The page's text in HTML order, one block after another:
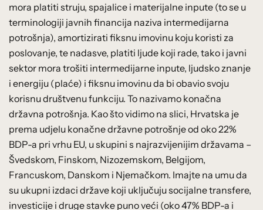
mora platiti struju, spajalice i materijalne inpute (to se u
terminologiji javnih financija naziva intermedijarna
potrošnja), amortizirati fiksnu imovinu koju koristi za
poslovanje, te nadasve, platiti ljude koji rade, tako i javni
sektor mora trošiti intermedijarne inpute, ljudsko znanje
i energiju (plaće) i fiksnu imovinu da bi obavio svoju
korisnu društvenu funkciju. To nazivamo konačna
državna potrošnja. Kao što vidimo na slici, Hrvatska je
prema udjelu konačne državne potrošnje od oko 22%
BDP-a pri vrhu EU, u skupini s najrazvijenijim državama –
Švedskom, Finskom, Nizozemskom, Belgijom,
Francuskom, Danskom i Njemačkom. Imajte na umu da
su ukupni izdaci države koji uključuju socijalne transfere,
investicije i druge stavke puno veći (oko 47% BDP-a i